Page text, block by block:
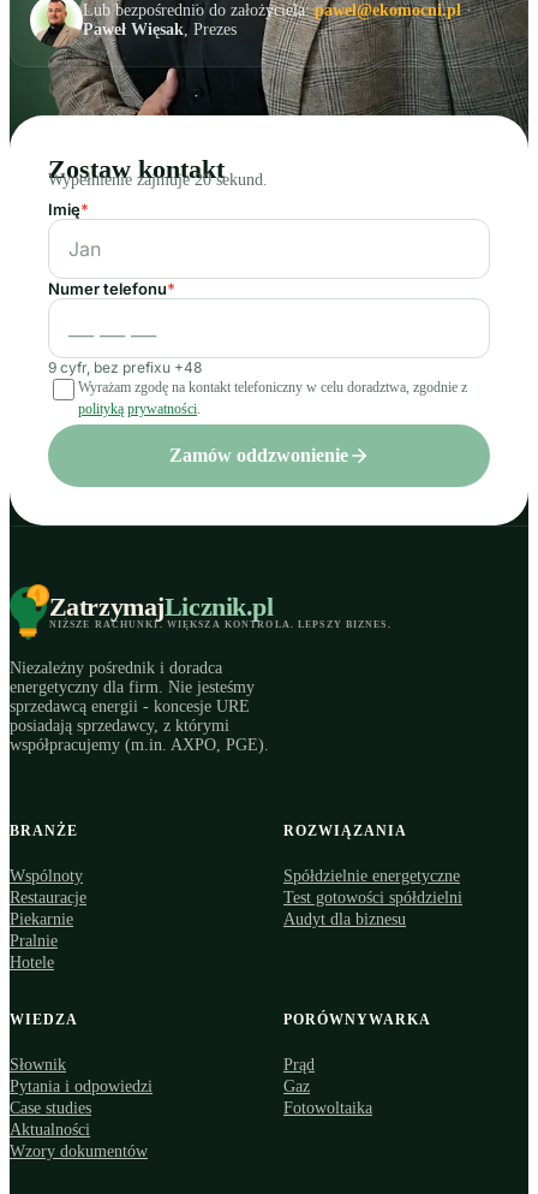
Lub bezpośrednio do założyciela:pawel@ekomocni.pl·
Paweł Więsak, Prezes
Zostaw kontakt
Wypełnienie zajmuje 20 sekund.
Imię*
Numer telefonu*
9 cyfr, bez prefixu +48
Wyrażam zgodę na kontakt telefoniczny w celu doradztwa, zgodnie z
polityką prywatności.
Zamów oddzwonienie
ZatrzymajLicznik.pl
NIŻSZE RACHUNKI. WIĘKSZA KONTROLA. LEPSZY BIZNES .
Niezależny pośrednik i doradca
energetyczny dla firm. Nie jesteśmy
sprzedawcą energii - koncesje URE
posiadają sprzedawcy, z którymi
współpracujemy (m.in. AXPO, PGE).
BRANŻE
Wspólnoty
Restauracje
Piekarnie
Pralnie
Hotele
ROZWIĄZANIA
Spółdzielnie energetyczne
Test gotowości spółdzielni
Audyt dla biznesu
WIEDZA
Słownik
Pytania i odpowiedzi
Case studies
Aktualności
Wzory dokumentów
PORÓWNYWARKA
Prąd
Gaz
Fotowoltaika